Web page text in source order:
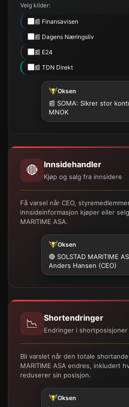
Velg kilder:
📰 Finansavisen
📰 Dagens Næringsliv
📰 E24
📰 TDN Direkt
Oksen
📰 SOMA: Sikrer stor
MNOK
🔴 Innsidehandler
Kjøp og salg fra innsidere
Få varsel når CEO,
innsideinformasjon kjøper eller
MARITIME ASA.
Oksen
🔴 SOLSTAD MARITIME
Anders Hansen (CEO)
📉 Shortendringer
Endringer i shortposisjoner
Bli varslet når den totale
MARITIME ASA endres, inkludert
reduserer sin posisjon.
Oksen